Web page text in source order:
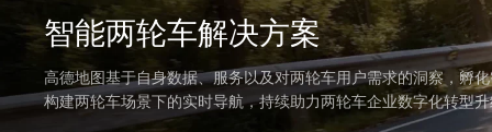
HOT
基于LBS的定位服务
API
Android iOS
地理/逆地理编码
位置名称与经纬度之间转换服务
路线
提供
API
猎鹰
提供专
世界地图 NEW
面向开发者提供全球范围内LBS服务
智能两轮车 NEW
合规精确的两轮车场景导航
到
上
提
地铁图 JS
自定义地图 7大类44种地图
认证开发商 商业授权相关问
智能两轮车解决方案
高德地图基于自身数据、服务以及对两轮车用户需求的洞察，孵
构建两轮车场景下的实时导航，持续助力两轮车企业数字化转型